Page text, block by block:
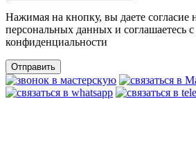
Нажимая на кнопку, вы даете согласие
персональных данных и соглашаетесь
конфиденциальности
Отправить